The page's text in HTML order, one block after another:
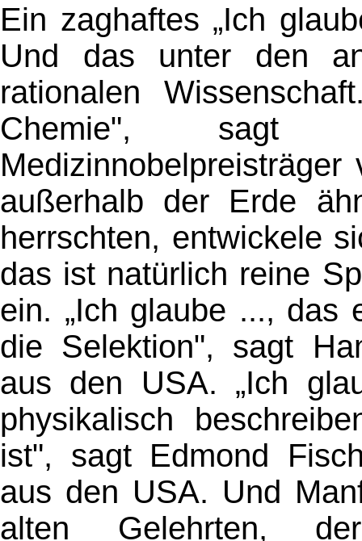
Ein zaghaftes „Ich
Und das unter den
rationalen
Chemie", sagt
außerhalb der Erde
herrschten, entwickele
das ist natürlich reine
ein. „Ich glaube ..., das
die Selektion", sagt
aus den USA. „Ich
physikalisch
ist", sagt Edmond
aus den USA. Und
alten Gelehrten,